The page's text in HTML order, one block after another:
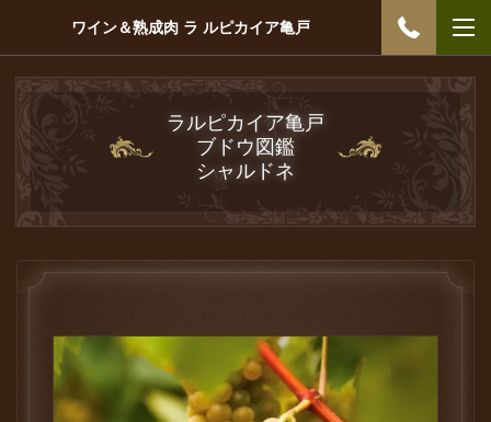
ワイン＆熟成肉 ラ ルピカイア亀戸
ラルピカイア亀戸
ブドウ図鑑
シャルドネ